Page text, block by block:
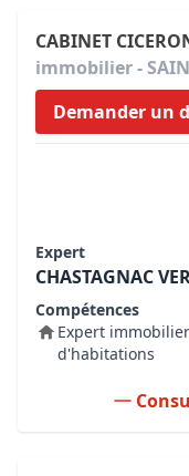
CABINET
immobilier -
Demander un
Expert
CHASTAGNAC
Compétences
Expert
d'habitations